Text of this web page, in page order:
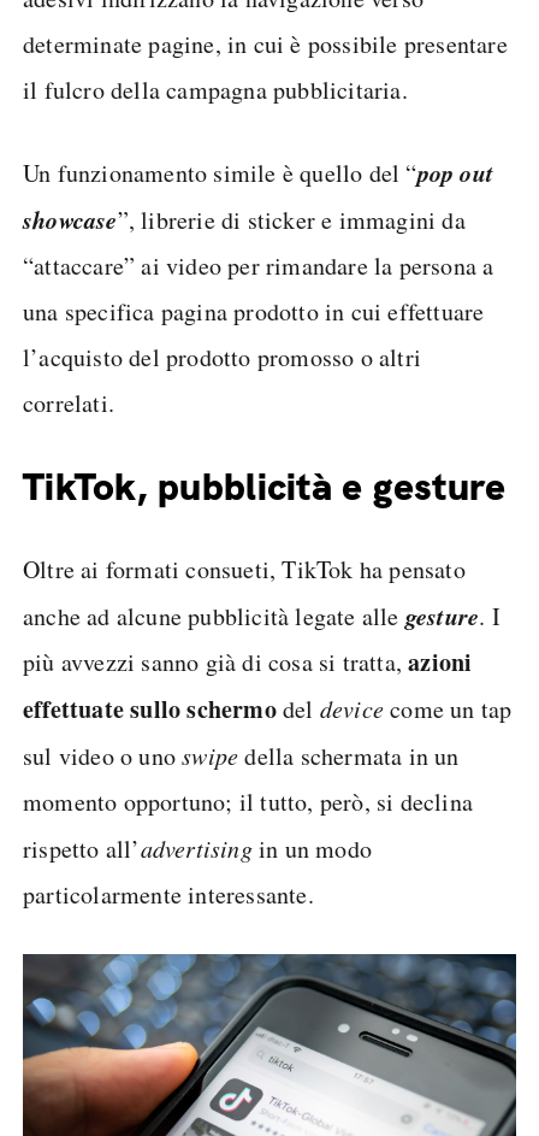
determinate pagine, in cui è possibile presentare
il fulcro della campagna pubblicitaria.
Un funzionamento simile è quello del “pop out
showcase”, librerie di sticker e immagini da
“attaccare” ai video per rimandare la persona a
una specifica pagina prodotto in cui effettuare
l’acquisto del prodotto promosso o altri
correlati.
TikTok, pubblicità e gesture
Oltre ai formati consueti, TikTok ha pensato
anche ad alcune pubblicità legate alle gesture. I
più avvezzi sanno già di cosa si tratta,azioni
effettuate sullo schermodel devicecome un tap
sul video o unoswipedella schermata in un
momento opportuno; il tutto, però, si declina
rispetto all’advertisingin un modo
particolarmente interessante.